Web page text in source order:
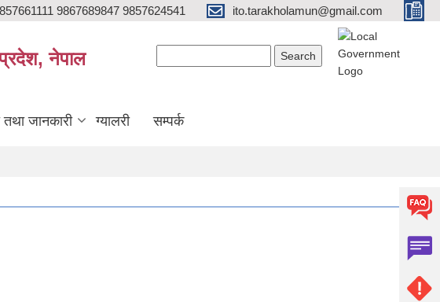
9867689847 9857624541 ito.tarakholamun@gmail.com
प्रदेश, नेपाल
जानकारी ग्यालरी सम्पर्क